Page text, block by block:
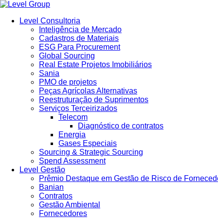
Ir
conteúdo
Level Consultoria
Inteligência de Mercado
Cadastros de Materiais
ESG Para Procurement
Global Sourcing
Real Estate Projetos Imobiliários
Sania
PMO de projetos
Peças Agrícolas Alternativas
Reestruturação de Suprimentos
Serviços Terceirizados
Telecom
Diagnóstico de contratos
Energia
Gases Especiais
Sourcing & Strategic Sourcing
Spend Assessment
Level Gestão
Prêmio Destaque em Gestão de Risco de
Banian
Contratos
Gestão Ambiental
Fornecedores